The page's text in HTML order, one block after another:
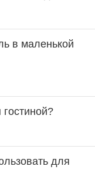
в маленькой
для